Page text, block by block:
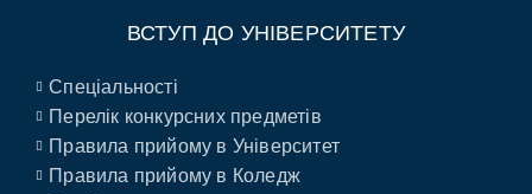
ВСТУП ДО УНІВЕРСИТЕТУ
Спеціальності
Перелік конкурсних предметів
Правила прийому в Університет
Правила прийому в Коледж